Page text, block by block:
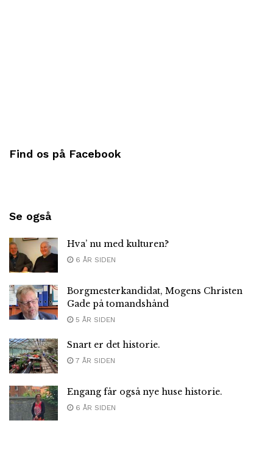
Find os på Facebook
Se også
Hva’ nu med kulturen?
6 ÅR SIDEN
Borgmesterkandidat, Mogens Christen
Gade på tomandshånd
5 ÅR SIDEN
Snart er det historie.
7 ÅR SIDEN
Engang får også nye huse historie.
6 ÅR SIDEN